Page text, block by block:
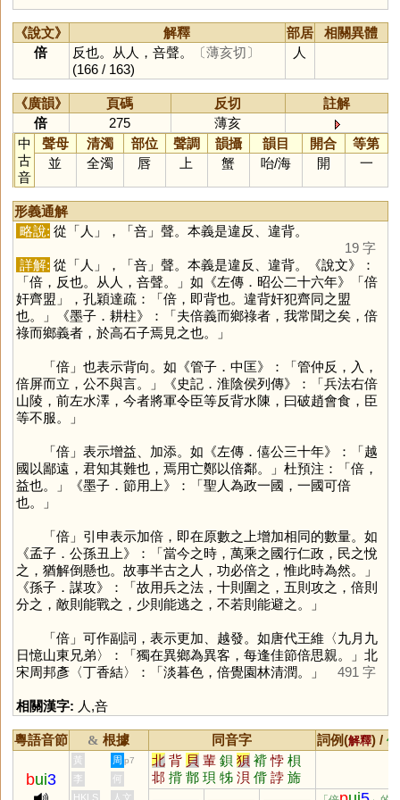
《說文》 解釋 部居
相關異體
倍
反也。从人，咅聲。
〔薄亥切〕
(166 / 163)
人
《廣韻》 頁碼 反切
註解
倍
275
薄亥
中
古
音
聲母 清濁 部位 聲調 韻攝 韻目 開合
等第
並
全濁 唇 上 蟹 咍/海 開 一
形義通解
略說: 從「人 」，「咅」聲。本義是違反、違背。
19 字
詳解: 從「人 」，「咅」聲。本義是違反、違背。《說文》：
「倍，反也。从人，咅聲。」如《左傳．昭公二十六年》「倍
奸齊盟」，孔穎達疏：「倍，即背也。違背奸犯齊同之盟
也。」《墨子．耕柱》：「夫倍義而鄉祿者，我常聞之矣，倍
祿而鄉義者，於高石子焉見之也。」
「倍」也表示背向。如《管子．中匡》：「管仲反，入，
倍屏而立，公不與言。」《史記．淮陰侯列傳》：「兵法右倍
山陵，前左水澤，今者將軍令臣等反背水陳，曰破趙會食，臣
等不服。」
「倍」表示增益、加添。如《左傳．僖公三十年》：「越
國以鄙遠，君知其難也，焉用亡鄭以倍鄰。」杜預注：「倍，
益也。」《墨子．節用上》：「聖人為政一國，一國可倍
也。」
「倍」引申表示加倍，即在原數之上增加相同的數量。如
《孟子．公孫丑上》：「當今之時，萬乘之國行仁政，民之悅
之，猶解倒懸也。故事半古之人，功必倍之，惟此時為然。」
《孫子．謀攻》：「故用兵之法，十則圍之，五則攻之，倍則
分之，敵則能戰之，少則能逃之，不若則能避之。」
「倍」可作副詞，表示更加、越發。如唐代王維〈九月九
日憶山東兄弟〉：「獨在異鄉為異客，每逢佳節倍思親。」北
宋周邦彥〈丁香結〉：「淡暮色，倍覺園林清潤。」
491 字
相關漢字: 人,咅
粵語音節 & 根據 同音字 詞例(解釋) /
bui3
黃 周 p7 北 背 貝 輩 鋇 狽 褙 悖 梖
邶 揹 鄁 珼 牬 浿 偝 誖 旆
李
何
HKLS
人文